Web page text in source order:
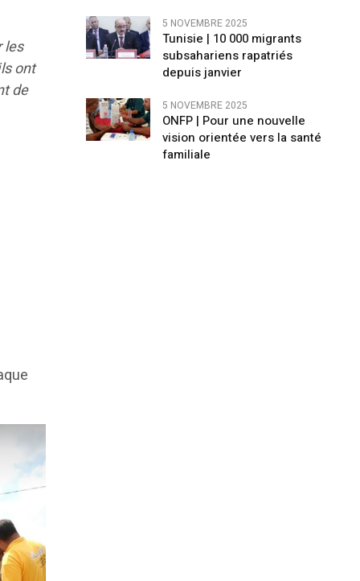
les
ont
de
5 NOVEMBRE 2025
Tunisie | 10 000 migrants
subsahariens rapatriés
depuis janvier
5 NOVEMBRE 2025
ONFP | Pour une nouvelle
vision orientée vers la santé
familiale